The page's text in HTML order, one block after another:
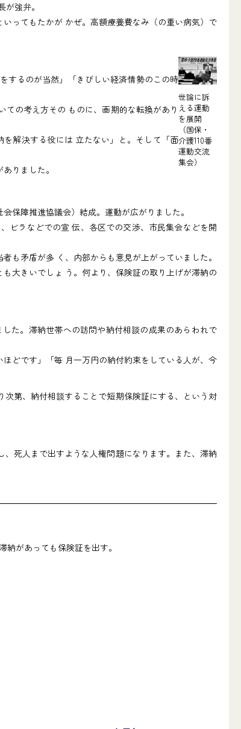
強弁。
ってもたかが かぜ。高額療養費なみ（の重い病気）で
世論に訴
える運動
を展開
（国保・
介護110番
運動交流
集会）
するのが当然」「きびしい経済情勢のこの時
の考え方その ものに、画期的な転換があり
解決する役には 立たない」と。そして「面
りました。
保障推進協議会）結成。運動が広がりました。
ビラなどでの宣 伝、各区での交渉、市民集会などを開
も矛盾が多 く、内部からも意見が上がっていました。
大きいでしょ う。何より、保険証の取り上げが滞納の
た。滞納世帯への訪問や納付相談の成果のあらわれで
どです」「毎 月一万円の納付約束をしている人が、今
第、納付相談することで短期保険証にする、という対
死人まで出すような人権問題になります。また、滞納
があっても保険証を出す。